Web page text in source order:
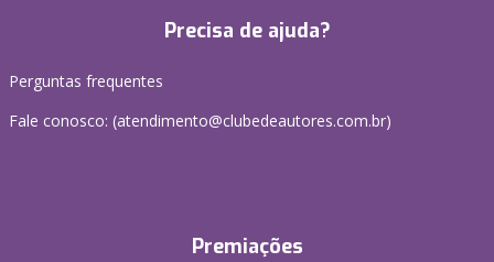
Precisa de ajuda?
Perguntas frequentes
Fale conosco: (atendimento@clubedeautores.com.br)
Premiações